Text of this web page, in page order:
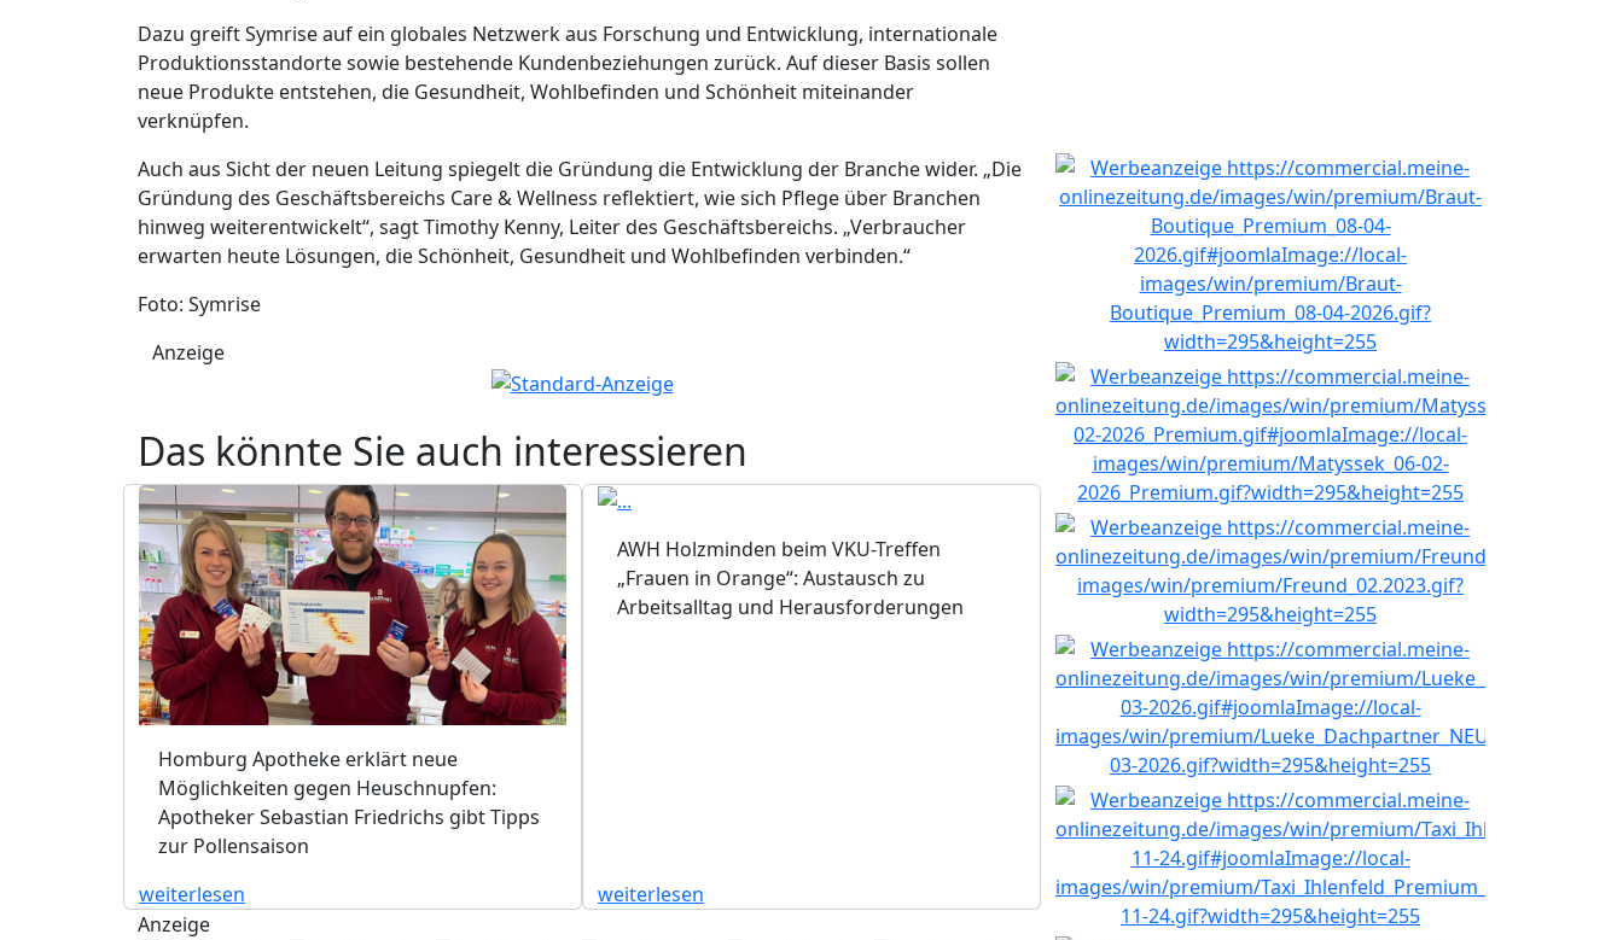
Dazu greift Symrise auf ein globales Netzwerk aus Forschung und Entwicklung, internationale
Produktionsstandorte sowie bestehende Kundenbeziehungen zurück. Auf dieser Basis sollen
neue Produkte entstehen, die Gesundheit, Wohlbefinden und Schönheit miteinander
verknüpfen.
Auch aus Sicht der neuen Leitung spiegelt die Gründung die Entwicklung der Branche wider. „Die
Gründung des Geschäftsbereichs Care & Wellness reflektiert, wie sich Pflege über Branchen
hinweg weiterentwickelt“, sagt Timothy Kenny, Leiter des Geschäftsbereichs. „Verbraucher
erwarten heute Lösungen, die Schönheit, Gesundheit und Wohlbefinden verbinden.“
Foto: Symrise
Anzeige
Das könnte Sie auch interessieren
Homburg Apotheke erklärt neue
Möglichkeiten gegen Heuschnupfen:
Apotheker Sebastian Friedrichs gibt Tipps
zur Pollensaison
weiterlesen
AWH Holzminden beim VKU-Treffen
„Frauen in Orange“: Austausch zu
Arbeitsalltag und Herausforderungen
weiterlesen
Anzeige